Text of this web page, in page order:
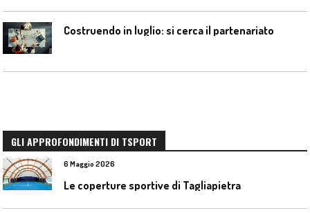
Costruendo in luglio: si cerca il partenariato
GLI APPROFONDIMENTI DI TSPORT
6 Maggio 2026
Le coperture sportive di Tagliapietra